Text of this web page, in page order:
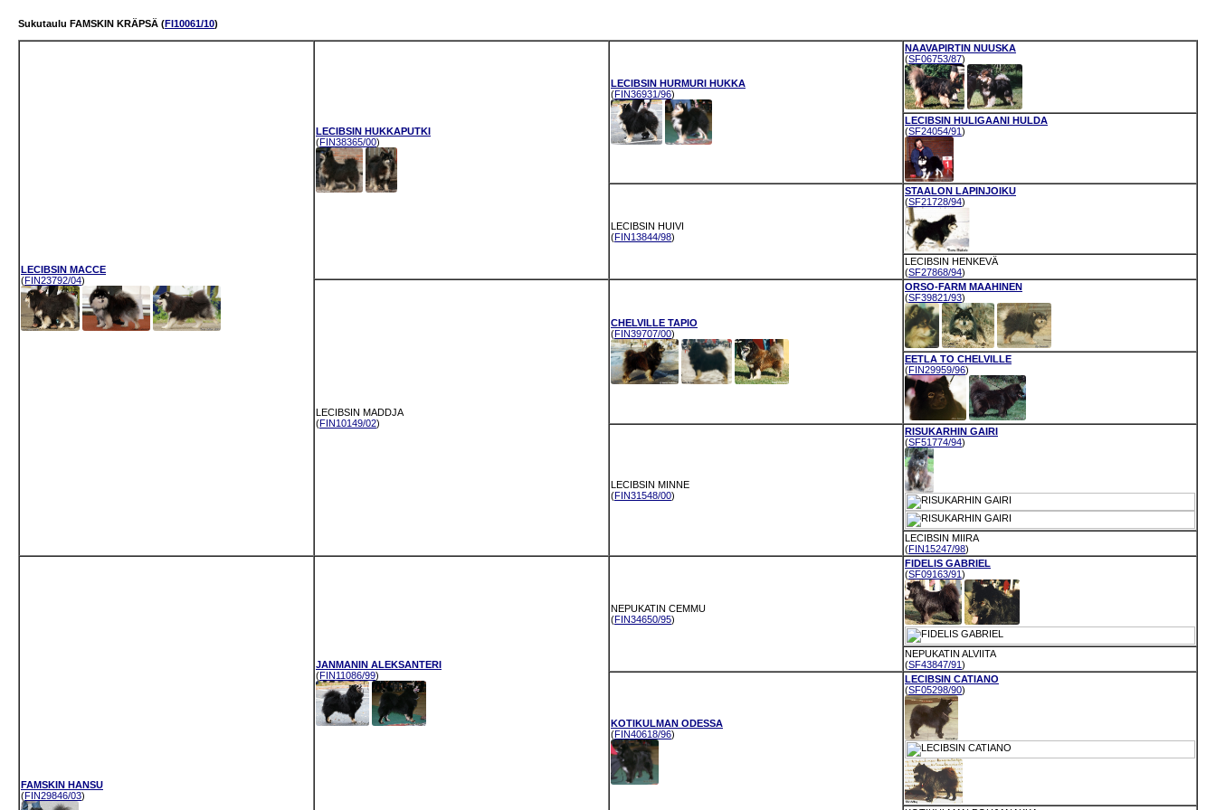
Sukutaulu FAMSKIN KRÄPSÄ (FI10061/10)
LECIBSIN MACCE
(FIN23792/04)
LECIBSIN HUKKAPUTKI
(FIN38365/00)
LECIBSIN HURMURI HUKKA
(FIN36931/96)
NAAVAPIRTIN NUUSKA
(SF06753/87)
LECIBSIN HULIGAANI HULDA
(SF24054/91)
LECIBSIN HUIVI
(FIN13844/98)
STAALON LAPINJOIKU
(SF21728/94)
LECIBSIN HENKEVÄ
(SF27868/94)
LECIBSIN MADDJA
(FIN10149/02)
CHELVILLE TAPIO
(FIN39707/00)
ORSO-FARM MAAHINEN
(SF39821/93)
EETLA TO CHELVILLE
(FIN29959/96)
LECIBSIN MINNE
(FIN31548/00)
RISUKARHIN GAIRI
(SF51774/94)
LECIBSIN MIIRA
(FIN15247/98)
FAMSKIN HANSU
(FIN29846/03)
JANMANIN ALEKSANTERI
(FIN11086/99)
NEPUKATIN CEMMU
(FIN34650/95)
FIDELIS GABRIEL
(SF09163/91)
NEPUKATIN ALVIITA
(SF43847/91)
KOTIKULMAN ODESSA
(FIN40618/96)
LECIBSIN CATIANO
(SF05298/90)